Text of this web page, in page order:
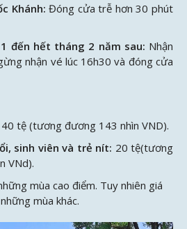
Khánh: Đóng cửa trễ hơn 30 phút
đến hết tháng 2 năm sau: Nhận
nhận vé lúc 16h30 và đóng cửa
40 tệ (tương đương 143 nhìn VND).
sinh viên và trẻ nít: 20 tệ(tương
VNd).
mùa cao điểm. Tuy nhiên giá
mùa khác.